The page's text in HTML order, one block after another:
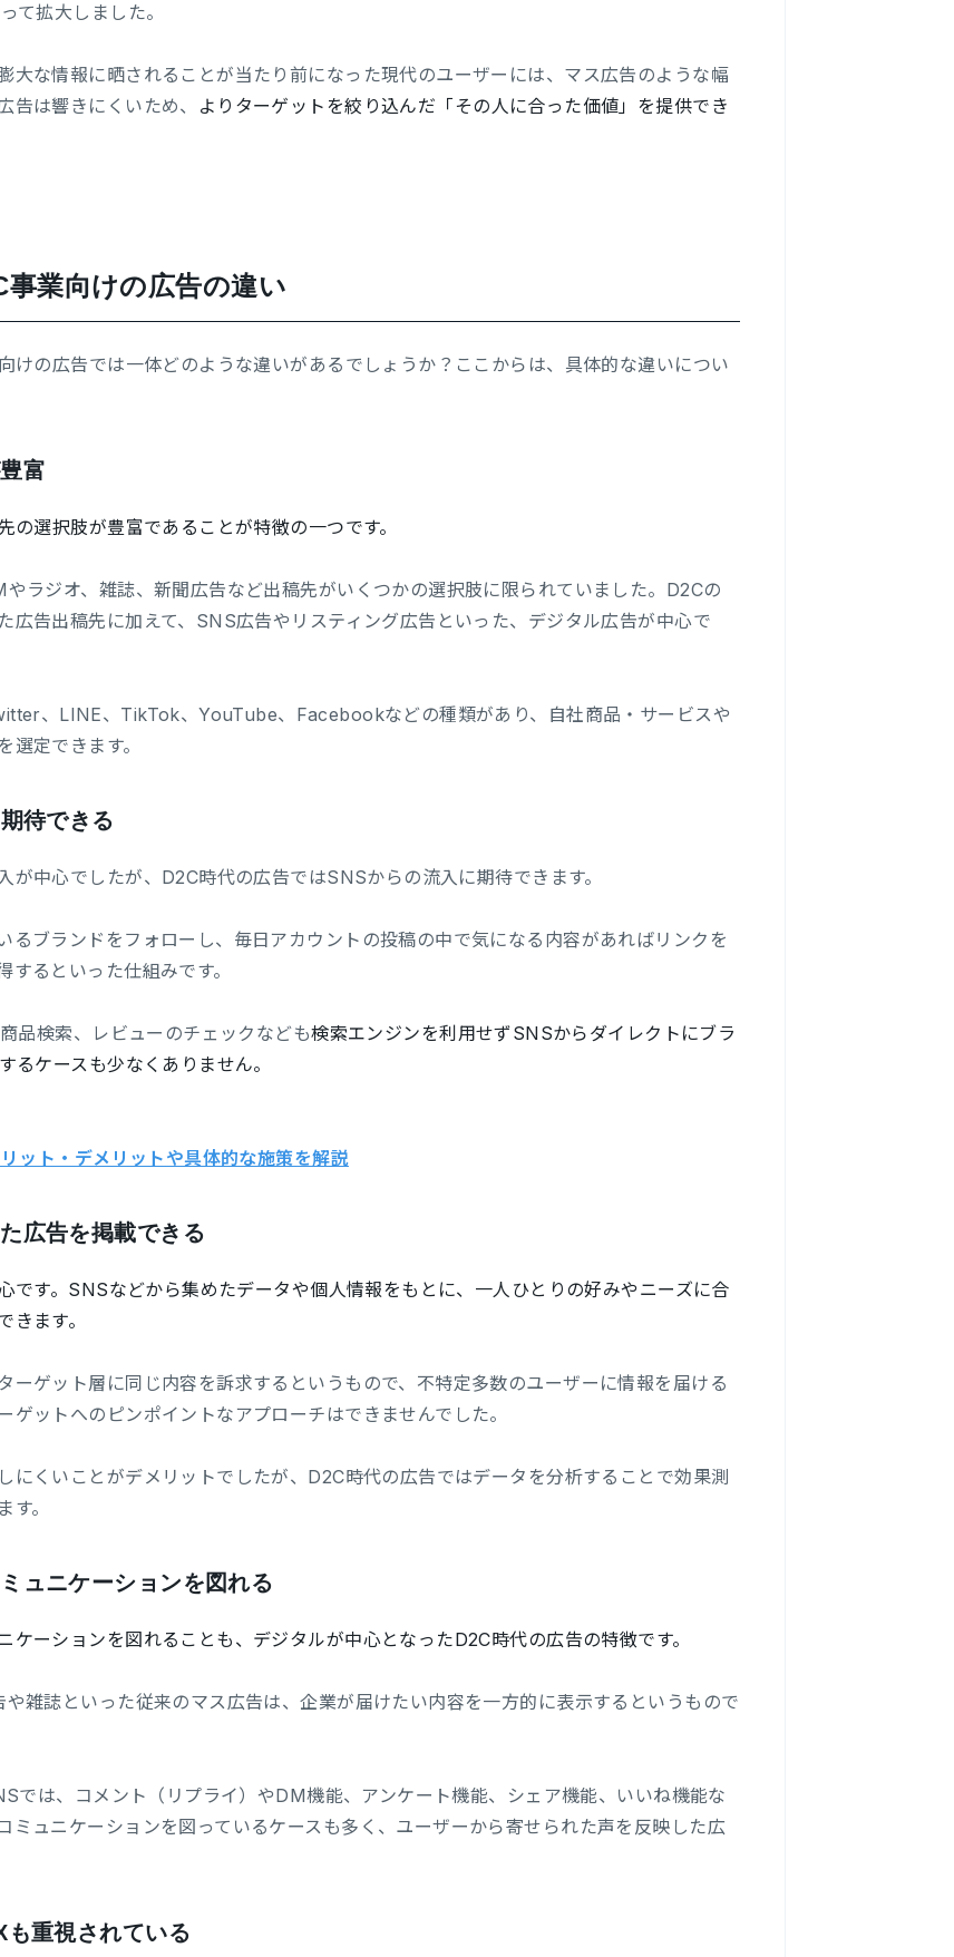
て拡大しました。
大な情報に晒されることが当たり前になった現代のユーザーには、マス広告のような幅
告は響きにくいため、
よりターゲットを絞り込んだ「その人に合った価値」を提供でき
事業向けの広告の違い
けの広告では一体どのような違いがあるでしょうか？ここからは、具体的な違いについ
富
の選択肢が豊富であることが特徴の一つです。
ラジオ、雑誌、新聞広告など出稿先がいくつかの選択肢に限られていました。D2Cの
広告出稿先に加えて、SNS広告やリスティング広告といった、デジタル広告が中心で
、LINE、TikTok、YouTube、Facebookなどの種類があり、自社商品・サービスや
選定できます。
待できる
が中心でしたが、D2C時代の広告ではSNSからの流入に期待できます。
るブランドをフォローし、毎日アカウントの投稿の中で気になる内容があればリンクを
るといった仕組みです。
品検索、レビューのチェックなども検索エンジンを利用せずSNSからダイレクトにブラ
るケースも少なくありません。
ット・デメリットや具体的な施策を解説
広告を掲載できる
です。SNSなどから集めたデータや個人情報をもとに、一人ひとりの好みやニーズに合
ます。
ーゲット層に同じ内容を訴求するというもので、不特定多数のユーザーに情報を届ける
ゲットへのピンポイントなアプローチはできませんでした。
にくいことがデメリットでしたが、D2C時代の広告ではデータを分析することで効果測
。
ュニケーションを図れる
ケーションを図れることも、デジタルが中心となったD2C時代の広告の特徴です。
雑誌といった従来のマス広告は、企業が届けたい内容を一方的に表示するというもので
では、コメント（リプライ）やDM機能、アンケート機能、シェア機能、いいね機能な
ミュニケーションを図っているケースも多く、ユーザーから寄せられた声を反映した広
重視されている